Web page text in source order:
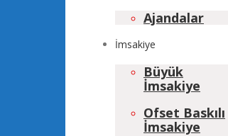
Ajandalar
İmsakiye
Büyük
İmsakiye
Ofset Baskılı
İmsakiye